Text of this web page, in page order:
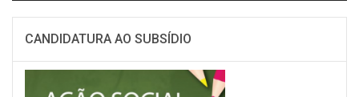
CANDIDATURA AO SUBSÍDIO